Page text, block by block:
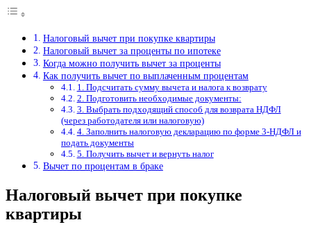
Налоговый вычет при покупке квартиры
Налоговый вычет за проценты по ипотеке
Когда можно получить вычет за проценты
Как получить вычет по выплаченным процентам
1. Подсчитать сумму вычета и налога к возврату
2. Подготовить необходимые документы:
3. Выбрать подходящий способ для возврата НДФЛ
(через работодателя или налоговую)
4. Заполнить налоговую декларацию по форме 3-НДФЛ и
подать документы
5. Получить вычет и вернуть налог
Вычет по процентам в браке
Налоговый вычет при покупке
квартиры